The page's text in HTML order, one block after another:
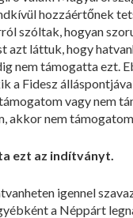
hozzáértőnek
szóltak, hogyan
azt láttuk, hogy
nem támogatta ezt.
a Fidesz
vagy nem
akkor nem
ezt az indítványt.
igennel
a Néppárt